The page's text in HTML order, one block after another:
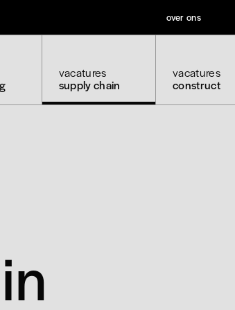
over ons
vacatures
supply chain
vacatures
construct